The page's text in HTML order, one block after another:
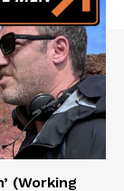
(Working